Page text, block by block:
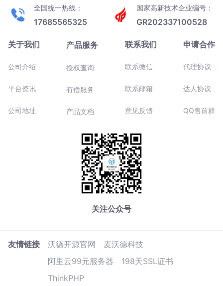
全国统一热线：
17685565325
国家高新技术企业编号：
GR202337100528
关于我们
公司介绍
平台资讯
公司地址
产品服务
授权查询
有偿服务
产品文档
联系我们
联系微信
联系邮箱
意见反馈
申请合作
代理协议
达人协议
QQ售前群
关注公众号
友情链接 沃德开源官网
麦沃德科技
阿里云99元服务器
198天SSL证书
ThinkPHP